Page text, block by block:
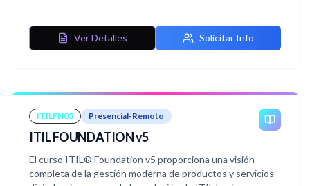
Ver Detalles Solicitar Info
ITILFN05 Presencial-Remoto
ITIL FOUNDATION v5
El curso ITIL® Foundation v5 proporciona una visión
completa de la gestión moderna de productos y servicios